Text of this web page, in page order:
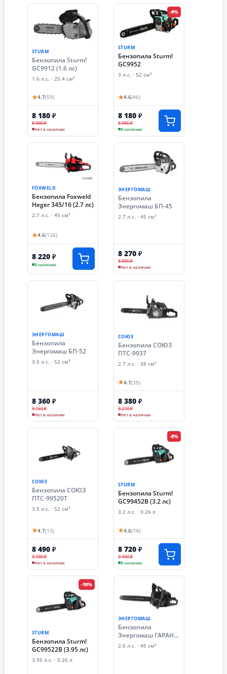
STURM
Бензопила Sturm!
GC9912 (1.6 лс)
1.6 л.с. · 25.4 см³
★4.7(59)
8 180 ₽
8 990 ₽
Нет в наличии
-9%
STURM
Бензопила Sturm!
GC9952
3 л.с. · 52 см³
★4.6(46)
8 180 ₽
8 990 ₽
В наличии
FOXWELD
Бензопила Foxweld
Heger 345/16 (2.7 лс)
2.7 л.с. · 45 см³
★4.6(126)
8 220 ₽
В наличии
ЭНЕРГОМАШ
Бензопила
Энергомаш БП-45
2.7 л.с. · 45 см³
8 270 ₽
8 990 ₽
Нет в наличии
ЭНЕРГОМАШ
Бензопила
Энергомаш БП-52
3.5 л.с. · 52 см³
8 360 ₽
9 150 ₽
Нет в наличии
СОЮЗ
Бензопила СОЮЗ
ПТС-9937
2.7 л.с. · 38 см³
★4.7(35)
8 380 ₽
9 210 ₽
Нет в наличии
СОЮЗ
Бензопила СОЮЗ
ПТС-99520Т
3.5 л.с. · 52 см³
★4.7(13)
8 490 ₽
9 490 ₽
Нет в наличии
-8%
STURM
Бензопила Sturm!
GC99452B (3.2 лс)
3.2 л.с. · 0.26 л
★4.6(74)
8 720 ₽
9 490 ₽
В наличии
-10%
STURM
Бензопила Sturm!
GC99522B (3.95 лс)
3.95 л.с. · 0.26 л
ЭНЕРГОМАШ
Бензопила
Энергомаш ГАРАНТ
БП1-37
2.6 л.с. · 45 см³